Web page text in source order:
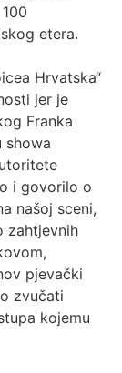
etera.
Hrvatska“
jer je
Franka
showa
i govorilo o
našoj sceni,
zahtjevnih
pjevački
zvučati
kojemu